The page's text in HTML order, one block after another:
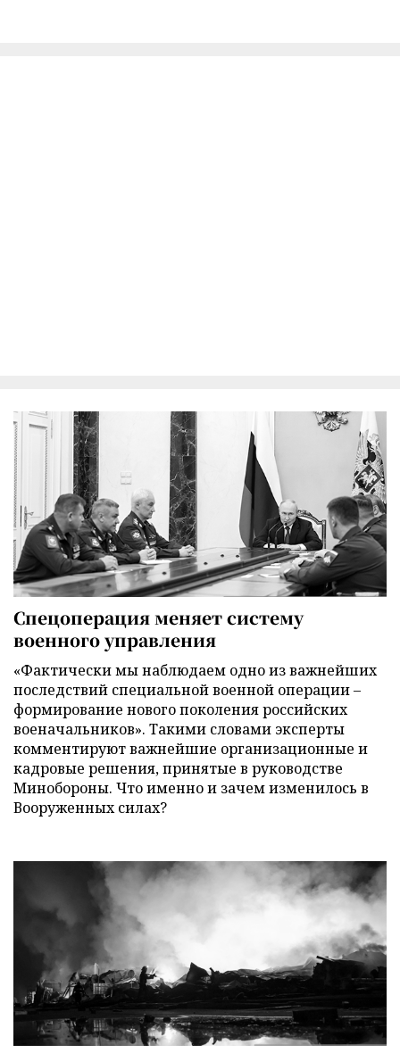
Спецоперация меняет систему
военного управления
«Фактически мы наблюдаем одно из важнейших
последствий специальной военной операции –
формирование нового поколения российских
военачальников». Такими словами эксперты
комментируют важнейшие организационные и
кадровые решения, принятые в руководстве
Минобороны. Что именно и зачем изменилось в
Вооруженных силах?